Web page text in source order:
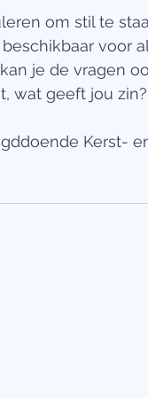
om stil te
voor
je de vragen
wat geeft jou zin?
Kerst-